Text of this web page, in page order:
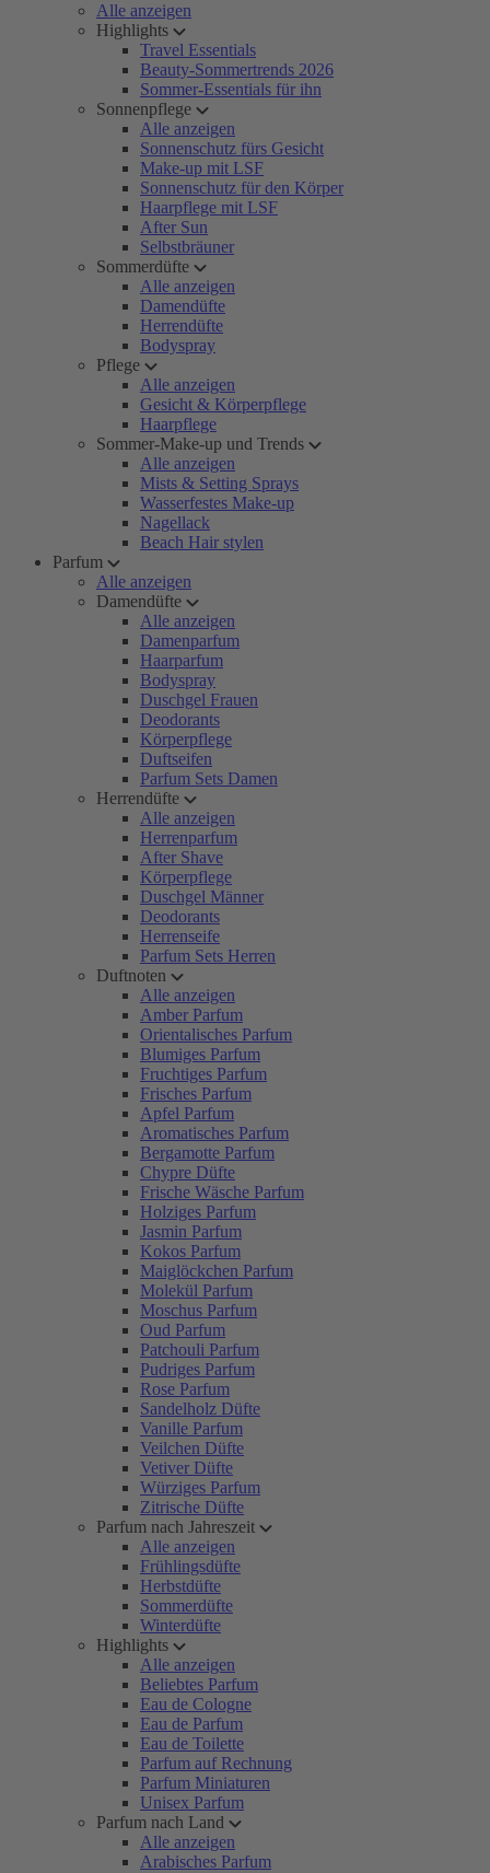
Alle anzeigen
Highlights
Travel Essentials
Beauty-Sommertrends 2026
Sommer-Essentials für ihn
Sonnenpflege
Alle anzeigen
Sonnenschutz fürs Gesicht
Make-up mit LSF
Sonnenschutz für den Körper
Haarpflege mit LSF
After Sun
Selbstbräuner
Sommerdüfte
Alle anzeigen
Damendüfte
Herrendüfte
Bodyspray
Pflege
Alle anzeigen
Gesicht & Körperpflege
Haarpflege
Sommer-Make-up und Trends
Alle anzeigen
Mists & Setting Sprays
Wasserfestes Make-up
Nagellack
Beach Hair stylen
Parfum
Alle anzeigen
Damendüfte
Alle anzeigen
Damenparfum
Haarparfum
Bodyspray
Duschgel Frauen
Deodorants
Körperpflege
Duftseifen
Parfum Sets Damen
Herrendüfte
Alle anzeigen
Herrenparfum
After Shave
Körperpflege
Duschgel Männer
Deodorants
Herrenseife
Parfum Sets Herren
Duftnoten
Alle anzeigen
Amber Parfum
Orientalisches Parfum
Blumiges Parfum
Fruchtiges Parfum
Frisches Parfum
Apfel Parfum
Aromatisches Parfum
Bergamotte Parfum
Chypre Düfte
Frische Wäsche Parfum
Holziges Parfum
Jasmin Parfum
Kokos Parfum
Maiglöckchen Parfum
Molekül Parfum
Moschus Parfum
Oud Parfum
Patchouli Parfum
Pudriges Parfum
Rose Parfum
Sandelholz Düfte
Vanille Parfum
Veilchen Düfte
Vetiver Düfte
Würziges Parfum
Zitrische Düfte
Parfum nach Jahreszeit
Alle anzeigen
Frühlingsdüfte
Herbstdüfte
Sommerdüfte
Winterdüfte
Highlights
Alle anzeigen
Beliebtes Parfum
Eau de Cologne
Eau de Parfum
Eau de Toilette
Parfum auf Rechnung
Parfum Miniaturen
Unisex Parfum
Parfum nach Land
Alle anzeigen
Arabisches Parfum